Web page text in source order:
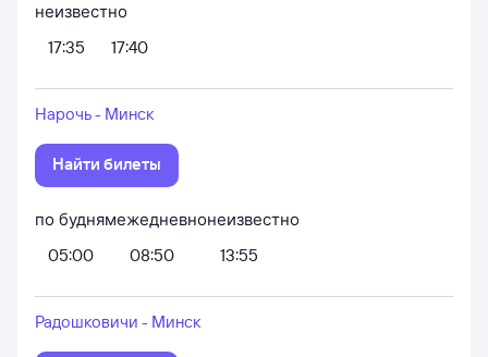
неизвестно
17:35
17:40
Нарочь - Минск
Найти билеты
по будням
05:00
ежедневно
08:50
неизвестно
13:55
Радошковичи - Минск